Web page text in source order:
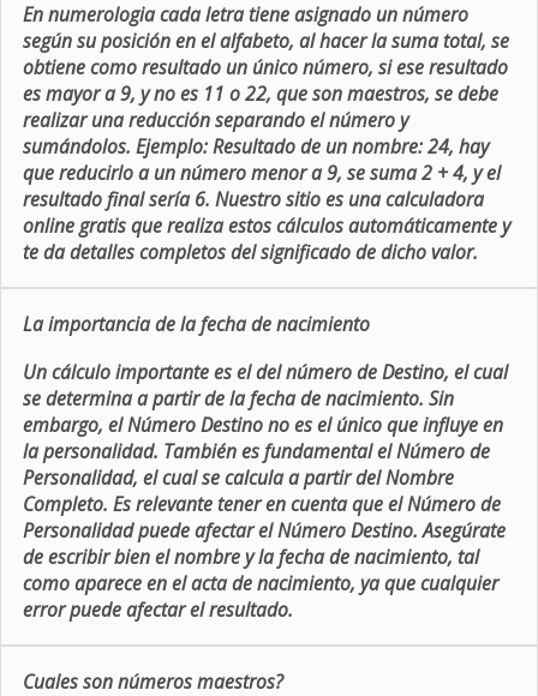
En numerologia cada letra tiene asignado un número
según su posición en el alfabeto, al hacer la suma total, se
obtiene como resultado un único número, si ese resultado
es mayor a 9, y no es 11 o 22, que son maestros, se debe
realizar una reducción separando el número y
sumándolos. Ejemplo: Resultado de un nombre: 24, hay
que reducirlo a un número menor a 9, se suma 2 + 4, y el
resultado final sería 6. Nuestro sitio es una calculadora
online gratis que realiza estos cálculos automáticamente y
te da detalles completos del significado de dicho valor.
La importancia de la fecha de nacimiento
Un cálculo importante es el del número de Destino, el cual
se determina a partir de la fecha de nacimiento. Sin
embargo, el Número Destino no es el único que influye en
la personalidad. También es fundamental el Número de
Personalidad, el cual se calcula a partir del Nombre
Completo. Es relevante tener en cuenta que el Número de
Personalidad puede afectar el Número Destino. Asegúrate
de escribir bien el nombre y la fecha de nacimiento, tal
como aparece en el acta de nacimiento, ya que cualquier
error puede afectar el resultado.
Cuales son números maestros?